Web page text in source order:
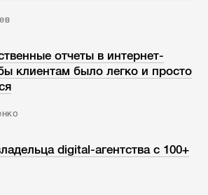
отчеты в интернет-
клиентам было легко и просто
digital-агентства с 100+